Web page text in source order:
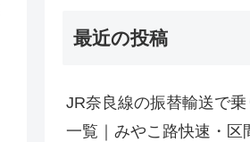
最近の投稿
JR奈良線の振替輸送で
一覧｜みやこ路快速・区